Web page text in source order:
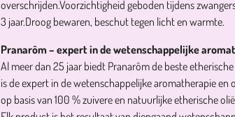
overschrijden.Voorzichtigheid geboden tijdens
3 jaar.Droog bewaren, beschut tegen licht en warmte.
Pranarôm – expert in de wetenschappelijke
Al meer dan 25 jaar biedt Pranarôm de beste
is de expert in de wetenschappelijke aromatherapie
op basis van 100 % zuivere en natuurlijke etherische